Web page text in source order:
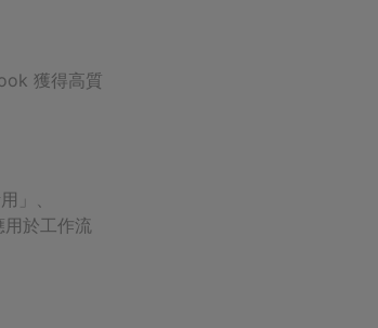
獲得高質
」、
於工作流